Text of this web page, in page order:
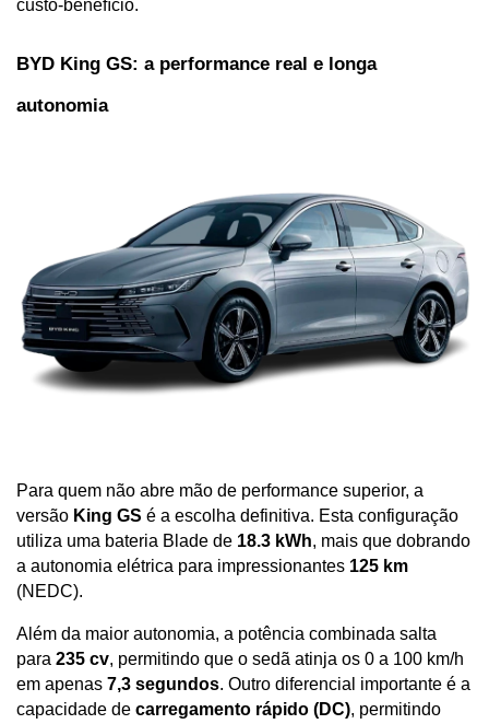
custo-benefício.
BYD King GS: a performance real e longa
autonomia
Para quem não abre mão de performance superior, a
versão King GS é a escolha definitiva. Esta configuração
utiliza uma bateria Blade de 18.3 kWh, mais que dobrando
a autonomia elétrica para impressionantes 125 km
(NEDC).
Além da maior autonomia, a potência combinada salta
para 235 cv, permitindo que o sedã atinja os 0 a 100 km/h
em apenas 7,3 segundos. Outro diferencial importante é a
capacidade de carregamento rápido (DC), permitindo